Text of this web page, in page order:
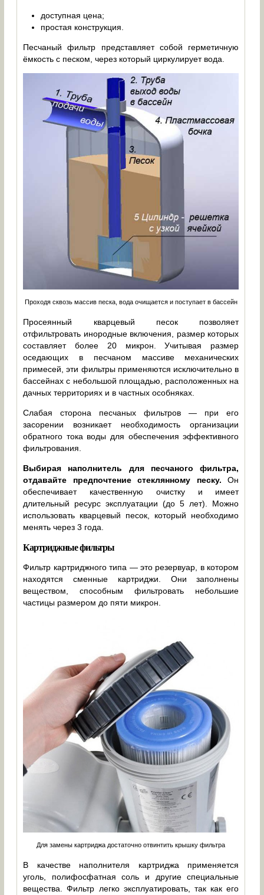
доступная цена;
простая конструкция.
Песчаный фильтр представляет собой герметичную
ёмкость с песком, через который циркулирует вода.
Проходя сквозь массив песка, вода очищается и поступает в бассейн
Просеянный кварцевый песок позволяет
отфильтровать инородные включения, размер которых
составляет более 20 микрон. Учитывая размер
оседающих в песчаном массиве механических
примесей, эти фильтры применяются исключительно в
бассейнах с небольшой площадью, расположенных на
дачных территориях и в частных особняках.
Слабая сторона песчаных фильтров — при его
засорении возникает необходимость организации
обратного тока воды для обеспечения эффективного
фильтрования.
Выбирая наполнитель для песчаного фильтра,
отдавайте предпочтение стеклянному песку. Он
обеспечивает качественную очистку и имеет
длительный ресурс эксплуатации (до 5 лет). Можно
использовать кварцевый песок, который необходимо
менять через 3 года.
Картриджные фильтры
Фильтр картриджного типа — это резервуар, в котором
находятся сменные картриджи. Они заполнены
веществом, способным фильтровать небольшие
частицы размером до пяти микрон.
Для замены картриджа достаточно отвинтить крышку фильтра
В качестве наполнителя картриджа применяется
уголь, полифосфатная соль и другие специальные
вещества. Фильтр легко эксплуатировать, так как его